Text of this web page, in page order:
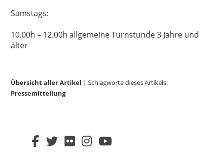
Samstags:
10.00h – 12.00h allgemeine Turnstunde 3 Jahre und
älter
Übersicht aller Artikel | Schlagworte dieses Artikels:
Pressemitteilung